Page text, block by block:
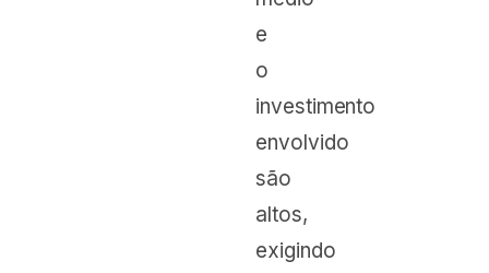
e
o
investimento
envolvido
são
altos,
exigindo